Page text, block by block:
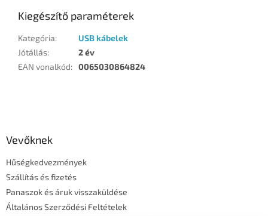
Kiegészítő paraméterek
Kategória:
USB kábelek
Jótállás:
2 év
EAN vonalkód: 0065030864824
Vevőknek
Hűségkedvezmények
Szállítás és fizetés
Panaszok és áruk visszaküldése
Általános Szerződési Feltételek